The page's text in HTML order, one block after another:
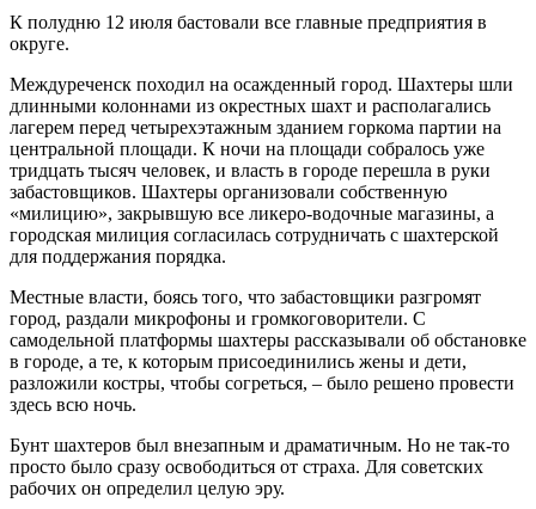
К полудню 12 июля бастовали все главные предприятия в
округе.
Междуреченск походил на осажденный город. Шахтеры шли
длинными колоннами из окрестных шахт и располагались
лагерем перед четырехэтажным зданием горкома партии на
центральной площади. К ночи на площади собралось уже
тридцать тысяч человек, и власть в городе перешла в руки
забастовщиков. Шахтеры организовали собственную
«милицию», закрывшую все ликеро-водочные магазины, а
городская милиция согласилась сотрудничать с шахтерской
для поддержания порядка.
Местные власти, боясь того, что забастовщики разгромят
город, раздали микрофоны и громкоговорители. С
самодельной платформы шахтеры рассказывали об обстановке
в городе, а те, к которым присоединились жены и дети,
разложили костры, чтобы согреться, – было решено провести
здесь всю ночь.
Бунт шахтеров был внезапным и драматичным. Но не так-то
просто было сразу освободиться от страха. Для советских
рабочих он определил целую эру.